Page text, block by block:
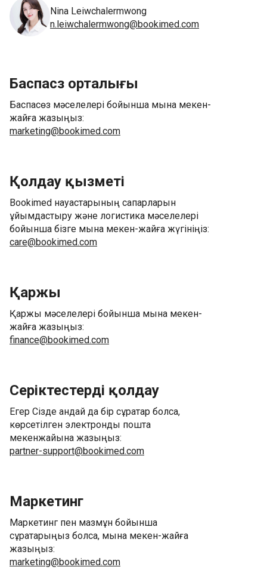
Nina Leiwchalermwong
n.leiwchalermwong@bookimed.com
Баспасөз орталығы
Баспасөз мәселелері бойынша мына мекен-
жайға жазыңыз:
marketing@bookimed.com
Қолдау қызметі
Bookimed науқастарының сапарларын
ұйымдастыру және логистика мәселелері
бойынша бізге мына мекен-жайға жүгініңіз:
care@bookimed.com
Қаржы
Қаржы мәселелері бойынша мына мекен-
жайға жазыңыз:
finance@bookimed.com
Серіктестерді қолдау
Егер Сізде қандай да бір сұрақтар болса,
көрсетілген электрондық пошта
мекенжайына жазыңыз:
partner-support@bookimed.com
Маркетинг
Маркетинг пен мазмұн бойынша
сұрақтарыңыз болса, мына мекен-жайға
жазыңыз:
marketing@bookimed.com